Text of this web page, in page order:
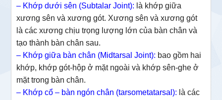
– Khớp dưới sên (Subtalar Joint): là khớp giữa
xương sên và xương gót. Xương sên và xương gót
là các xương chịu trọng lượng lớn của bàn chân và
tạo thành bàn chân sau.
– Khớp giữa bàn chân (Midtarsal Joint): bao gồm hai
khớp, khớp gót-hộp ở mặt ngoài và khớp sên-ghe ở
mặt trong bàn chân.
– Khớp cổ – bàn ngón chân (tarsometatarsal): là các